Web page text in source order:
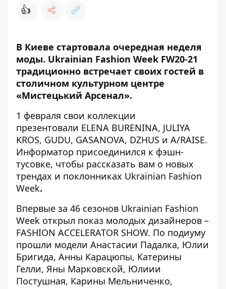
👍
В Киеве стартовала очередная неделя
моды. Ukrainian Fashion Week FW20-21
традиционно встречает своих гостей в
столичном культурном центре
«Мистецький Арсенал».
1 февраля свои коллекции
презентовали ELENA BURENINA, JULIYA
KROS, GUDU, GASANOVA, DZHUS и A/RAISE.
Информатор присоединился к фэшн-
тусовке, чтобы рассказать вам о новых
трендах и поклонниках Ukrainian Fashion
Week.
Впервые за 46 сезонов Ukrainian Fashion
Week открыл показ молодых дизайнеров –
FASHION ACCELERATOR SHOW. По подиуму
прошли модели Анастасии Падалка, Юлии
Бригида, Анны Карацюпы, Катерины
Гелли, Яны Марковской, Юлиии
Постушная, Карины Мельниченко,